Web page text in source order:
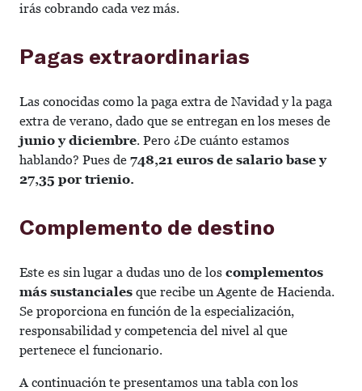
irás cobrando cada vez más.
Pagas extraordinarias
Las conocidas como la paga extra de Navidad y la paga
extra de verano, dado que se entregan en los meses de
junio y diciembre. Pero ¿De cuánto estamos
hablando? Pues de 748,21 euros de salario base y
27,35 por trienio.
Complemento de destino
Este es sin lugar a dudas uno de los complementos
más sustanciales que recibe un Agente de Hacienda.
Se proporciona en función de la especialización,
responsabilidad y competencia del nivel al que
pertenece el funcionario.
A continuación te presentamos una tabla con los